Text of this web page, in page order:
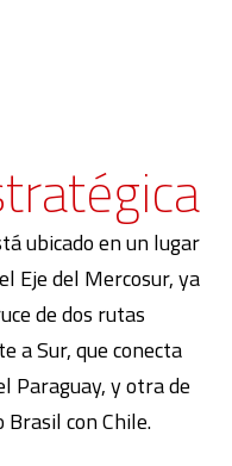
ubicado en un lugar
Eje del Mercosur, ya
de dos rutas
a Sur, que conecta
Paraguay, y otra de
Brasil con Chile.